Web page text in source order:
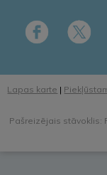
Lapas karte |
Pašreizējais stāvoklis: